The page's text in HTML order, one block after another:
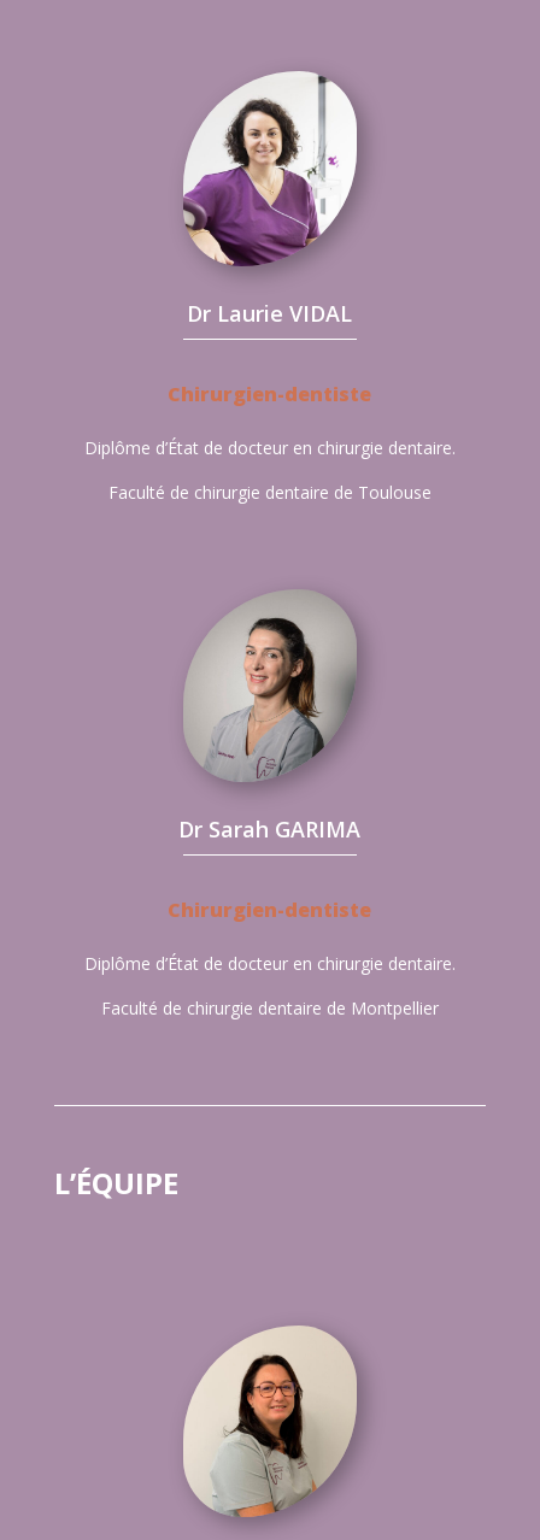
Dr Laurie VIDAL
Chirurgien-dentiste
Diplôme d’État de docteur en chirurgie dentaire.
Faculté de chirurgie dentaire de Toulouse
Dr Sarah GARIMA
Chirurgien-dentiste
Diplôme d’État de docteur en chirurgie dentaire.
Faculté de chirurgie dentaire de Montpellier
L’ÉQUIPE